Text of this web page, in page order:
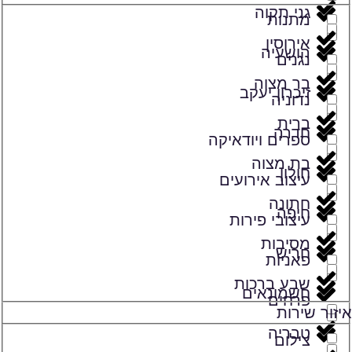
מתנות
נגנים
נדוניה
ספרים ויודאיקה
עיצוב אירועים
עיצובי פירות
פאניות
פרחים
צילום
גני תקוה
הושעיה
זיכרון יעקב
חדרה
חולון
חיפה
חריש
חשמונאים
טבריה
אירוסין
בר מצוה
ברית
בת מצוה
חתונה
מסיבות
שבע ברכות
איזור שירות